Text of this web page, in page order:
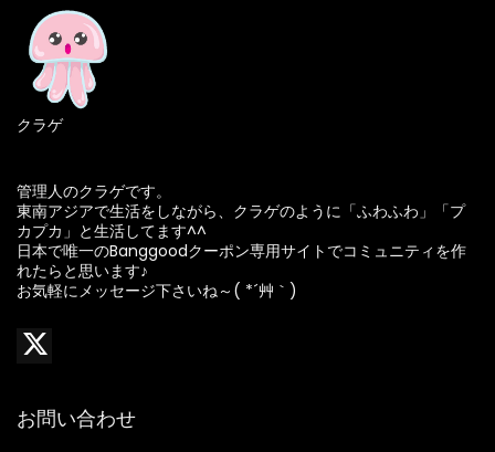
クラゲ
管理人のクラゲです。
東南アジアで生活をしながら、クラゲのように「ふわふわ」「プ
カプカ」と生活してます^^
日本で唯一のBanggoodクーポン専用サイトでコミュニティを作
れたらと思います♪
お気軽にメッセージ下さいね～( *´艸｀)
お問い合わせ